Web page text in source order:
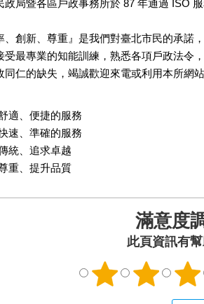
政局暨各區戶政事務所於 87 年通過 ISO
、創新、尊重』是我們對臺北市民的承
受最專業的知能訓練，熟悉各項戶政法令
同仁的缺失，竭誠歡迎來電或利用本所網
適、便捷的服務
速、準確的服務
統、追求卓越
重、提升品質
滿意度
此頁資訊有